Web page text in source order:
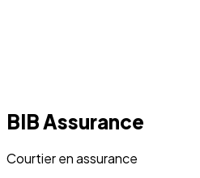
BIB Assurance
Courtier en assurance